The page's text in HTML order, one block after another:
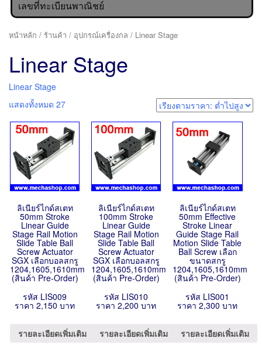
เลขที่ทะเบียนพาณิชย์
หน้าหลัก / ร้านค้า / อุปกรณ์เครื่องกล / Linear Stage
Linear Stage
Linear Stage
แสดงทั้งหมด 27
ลิเนียร์ไกด์สเตท
50mm Stroke
Linear Guide
Stage Rail Motion
Slide Table Ball
Screw Actuator
SGX เลือกบอลสกรู
1204,1605,1610mm
(สินค้า Pre-Order)
รหัส LIS009
ราคา 2,150 บาท
รายละเอียดเพิ่มเติม
ลิเนียร์ไกด์สเตท
100mm Stroke
Linear Guide
Stage Rail Motion
Slide Table Ball
Screw Actuator
SGX เลือกบอลสกรู
1204,1605,1610mm
(สินค้า Pre-Order)
รหัส LIS010
ราคา 2,200 บาท
รายละเอียดเพิ่มเติม
ลิเนียร์ไกด์สเตท
50mm Effective
Stroke Linear
Guide Stage Rail
Motion Slide Table
Ball Screw เลือก
ขนาดสกรู
1204,1605,1610mm
(สินค้า Pre-Order)
รหัส LIS001
ราคา 2,300 บาท
รายละเอียดเพิ่มเติม